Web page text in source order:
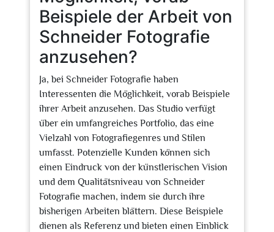
Beispiele der Arbeit von
Schneider Fotografie
anzusehen?
Ja, bei Schneider Fotografie haben
Interessenten die Möglichkeit, vorab Beispiele
ihrer Arbeit anzusehen. Das Studio verfügt
über ein umfangreiches Portfolio, das eine
Vielzahl von Fotografiegenres und Stilen
umfasst. Potenzielle Kunden können sich
einen Eindruck von der künstlerischen Vision
und dem Qualitätsniveau von Schneider
Fotografie machen, indem sie durch ihre
bisherigen Arbeiten blättern. Diese Beispiele
dienen als Referenz und bieten einen Einblick